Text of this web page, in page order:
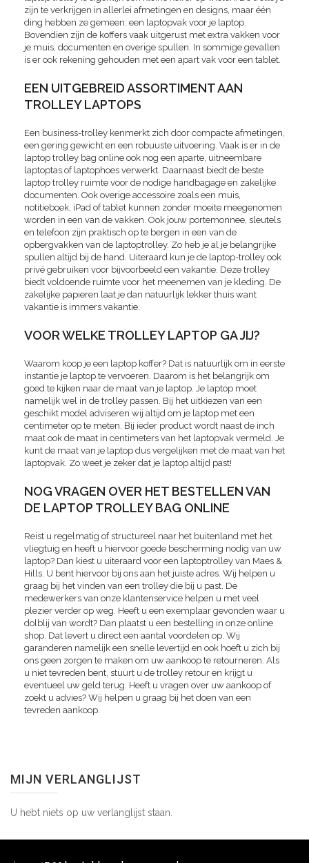
zijn te verkrijgen in allerlei afmetingen en designs, maar één
ding hebben ze gemeen: een laptopvak voor je laptop.
Bovendien zijn de koffers vaak uitgerust met extra vakken voor
je muis, documenten en overige spullen. In sommige gevallen
is er ook rekening gehouden met een apart vak voor een tablet.
EEN UITGEBREID ASSORTIMENT AAN
TROLLEY LAPTOPS
Een business-trolley kenmerkt zich door compacte afmetingen,
een gering gewicht en een robuuste uitvoering. Vaak is er in de
laptop trolley bag online ook nog een aparte, uitneembare
laptoptas of laptophoes verwerkt. Daarnaast biedt de beste
laptop trolley ruimte voor de nodige handbagage en zakelijke
documenten. Ook overige accessoire zoals een muis,
notitieboek, iPad of tablet kunnen zonder moeite meegenomen
worden in een van de vakken. Ook jouw portemonnee, sleutels
en telefoon zijn praktisch op te bergen in een van de
opbergvakken van de laptoptrolley. Zo heb je al je belangrijke
spullen altijd bij de hand. Uiteraard kun je de laptop-trolley ook
privé gebruiken voor bijvoorbeeld een vakantie. Deze trolley
biedt voldoende ruimte voor het meenemen van je kleding. De
zakelijke papieren laat je dan natuurlijk lekker thuis want
vakantie is immers vakantie.
VOOR WELKE TROLLEY LAPTOP GA JIJ?
Waarom koop je een laptop koffer? Dat is natuurlijk om in eerste
instantie je laptop te vervoeren. Daarom is het belangrijk om
goed te kijken naar de maat van je laptop. Je laptop moet
namelijk wel in de trolley passen. Bij het uitkiezen van een
geschikt model adviseren wij altijd om je laptop met een
centimeter op te meten. Bij ieder product wordt naast de inch
maat ook de maat in centimeters van het laptopvak vermeld. Je
kunt de maat van je laptop dus vergelijken met de maat van het
laptopvak. Zo weet je zeker dat je laptop altijd past!
NOG VRAGEN OVER HET BESTELLEN VAN
DE LAPTOP TROLLEY BAG ONLINE
Reist u regelmatig of structureel naar het buitenland met het
vliegtuig en heeft u hiervoor goede bescherming nodig van uw
laptop? Dan kiest u uiteraard voor een laptoptrolley van Maes &
Hills. U bent hiervoor bij ons aan het juiste adres. Wij helpen u
graag bij het vinden van een trolley die bij u past. De
medewerkers van onze klantenservice helpen u met veel
plezier verder op weg. Heeft u een exemplaar gevonden waar u
dolblij van wordt? Dan plaatst u een bestelling in onze online
shop. Dat levert u direct een aantal voordelen op. Wij
garanderen namelijk een snelle levertijd en ook hoeft u zich bij
ons geen zorgen te maken om uw aankoop te retourneren. Als
u niet tevreden bent, stuurt u de trolley retour en krijgt u
eventueel uw geld terug. Heeft u vragen over uw aankoop of
zoekt u advies? Wij helpen u graag bij het doen van een
tevreden aankoop.
MIJN VERLANGLIJST
U hebt niets op uw verlanglijst staan.